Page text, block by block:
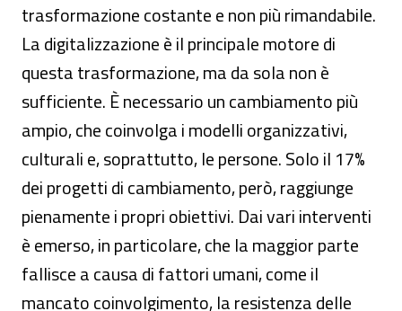
trasformazione costante e non più rimandabile.
La digitalizzazione è il principale motore di
questa trasformazione, ma da sola non è
sufficiente. È necessario un cambiamento più
ampio, che coinvolga i modelli organizzativi,
culturali e, soprattutto, le persone. Solo il 17%
dei progetti di cambiamento, però, raggiunge
pienamente i propri obiettivi. Dai vari interventi
è emerso, in particolare, che la maggior parte
fallisce a causa di fattori umani, come il
mancato coinvolgimento, la resistenza delle